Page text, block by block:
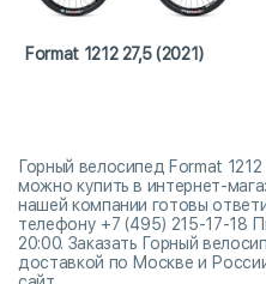
Format 1212 27,5 (2021)
Горный велосипед Format
можно купить в интернет-
нашей компании готовы
телефону +7 (495) 215-17-18
20:00. Заказать Горный
доставкой по Москве и